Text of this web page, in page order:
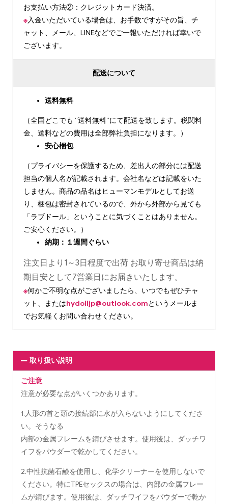
お支払い方法②：クレジットカード決済。
※入金いただいている場合は、お手数ですがその旨、チ
ャット、メール、LINEなどでご一報いただければ幸いで
ございます。
配送について
送料無料
（全国どこでも “送料無料”にて配送を致します。税関料
金、送料などの費用は全部弊社負担になります。）
安心梱包
（プライバシーを保護するため、差出人の部分には配送
担当の個人名が記載されます。会社名などは記載をいた
しません。商品の品名はヒューマンモデルとしてお送
り、梱包は密封されているので、外から外部から見ても
「ラブドール」ということに気づくことはありません。
ご安心ください。）
納期：１週間ぐらい
注文日より1～3日程度で出荷 お取り寄せ商品は納
期目安として7営業日にお届きいたします。
※何かご不明な点がございましたら、いつでもぜひチャ
ット、またはhydolljp@outlook.comというメールま
でお気軽くお問い合わせください。
取り扱い説明
ご注意
注意が必要な点がいくつかあります。
1.人形の首と頭の接続部に水が入らないようにしてくださ
い。そうなる
内部の金属フレームを錆びさせます。使用後は、ダッチワ
イフをパウダーで乾かしてください。
2.中性抗菌石鹸を使用し、化学クリーナーを使用しないで
ください。特にTPEセックスの場合は、内部の金属フレー
ムが錆びます。使用後は、ダッチワイフをパウダーで乾か